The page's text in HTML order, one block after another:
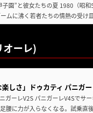
園”と彼女たちの夏 1980（昭
ムに沸く若者たちの情熱の受
ーレ)
しさ」ドゥカティ パニガ
ガーレV2S パニガーレV4Sでサ
腰に力が入らなくなる。試乗